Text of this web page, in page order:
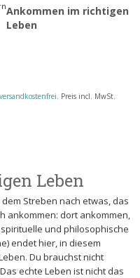
Ankommen im richtigen
Leben
. Preis incl. MwSt.
Leben
Streben nach etwas, das
ankommen: dort ankommen,
und philosophische
endet hier, in diesem
Du brauchst nicht
echte Leben ist nicht das